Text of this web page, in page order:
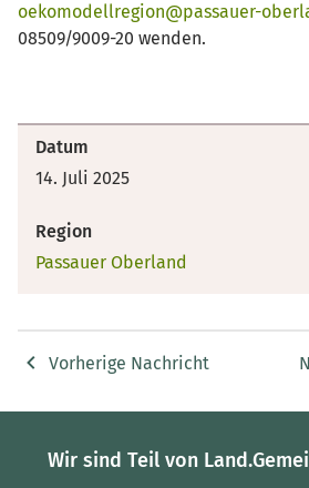
oekomodellregion@passauer-
08509/9009-20 wenden.
Datum
14. Juli 2025
Region
Passauer Oberland
Vorherige Nachricht
Wir sind Teil von